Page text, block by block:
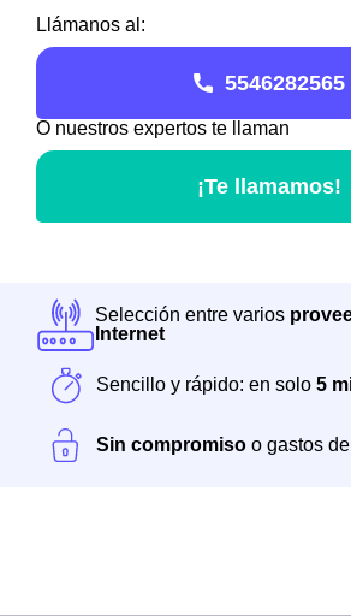
Llámanos al:
5546282565
O nuestros expertos te llaman
¡Te llamamos!
Selección entre varios
Internet
Sencillo y rápido: en solo 5
Sin compromiso o gastos